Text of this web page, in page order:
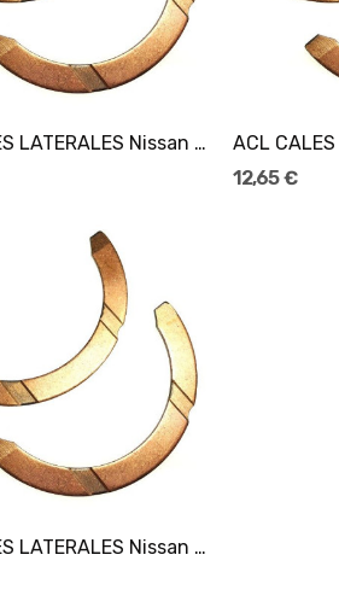
ACL CALES LATERALES Nissan VR38DETT
12,65 €
ACL CALES LATERALES Nissan VK45/VK50/VK56 V8